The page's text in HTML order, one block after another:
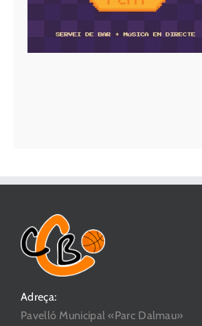
Adreça:
Pavelló Municipal «Parc Dalmau»